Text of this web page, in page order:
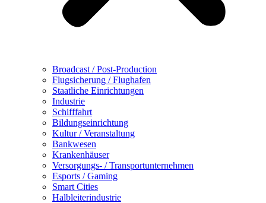
Broadcast / Post-Production
Flugsicherung / Flughafen
Staatliche Einrichtungen
Industrie
Schifffahrt
Bildungseinrichtung
Kultur / Veranstaltung
Bankwesen
Krankenhäuser
Versorgungs- / Transportunternehmen
Esports / Gaming
Smart Cities
Halbleiterindustrie